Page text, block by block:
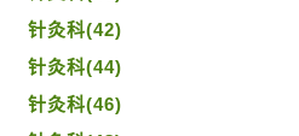
针灸科(42)
针灸科(44)
针灸科(46)